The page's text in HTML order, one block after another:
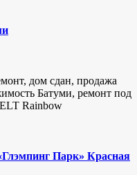
дом сдан, продажа
Батуми, ремонт под
Rainbow
Парк» Красная